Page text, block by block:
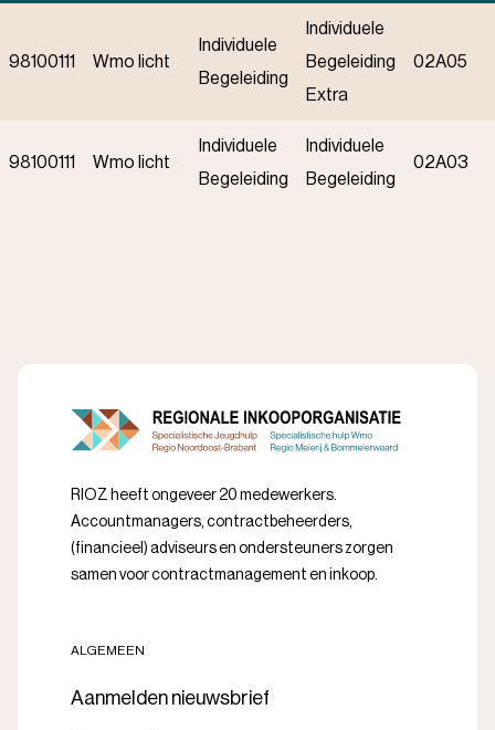
98100111 Wmo licht
Individuele
Begeleiding
Individuele
Begeleiding
Extra
02A05
98100111 Wmo licht
Individuele
Begeleiding
Individuele
Begeleiding
02A03
RIOZ heeft ongeveer 20 medewerkers.
Accountmanagers, contractbeheerders,
(financieel) adviseurs en ondersteuners zorgen
samen voor contractmanagement en inkoop.
ALGEMEEN
Aanmelden nieuwsbrief